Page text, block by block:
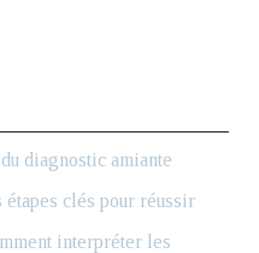
diagnostic amiante
clés pour réussir
interpréter les